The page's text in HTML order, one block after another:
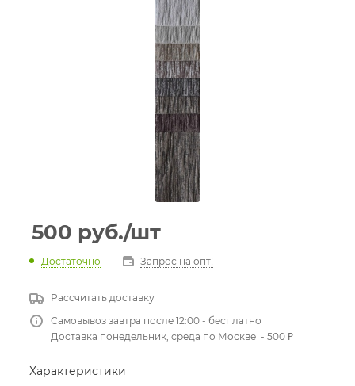
500 руб./шт
Достаточно Запрос на опт!
Рассчитать доставку
Самовывоз завтра после 12:00 - бесплатно
Доставка понедельник, среда по Москве - 500 ₽
Характеристики